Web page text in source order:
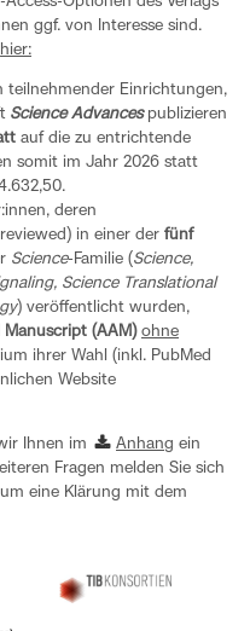
ggf. von Interesse sind.
hier:
teilnehmender Einrichtungen,
Science Advancespublizieren
auf die zu entrichtende
somit im Jahr 2026 statt
deren
in einer der fünf
Science-Familie (Science,
Science Translational
) veröffentlicht wurden,
(AAM) ohne
ihrer Wahl (inkl. PubMed
Website
Ihnen im Anhang ein
Fragen melden Sie sich
eine Klärung mit dem